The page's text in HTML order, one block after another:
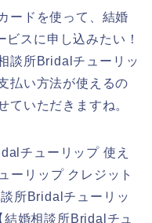
ードを使って、結婚
スに申し込みたい！
談所Bridalチューリッ
払い方法が使えるの
ていただきますね。
チューリップ 使え
ーリップ クレジット
所Bridalチューリッ
婚相談所Bridalチュ